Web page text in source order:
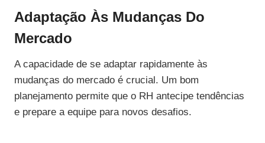
Adaptação Às Mudanças Do
Mercado
A capacidade de se adaptar rapidamente às
mudanças do mercado é crucial. Um bom
planejamento permite que o RH antecipe tendências
e prepare a equipe para novos desafios.